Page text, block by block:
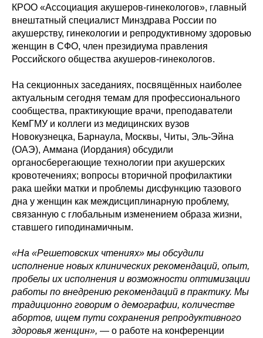
КРОО «Ассоциация акушеров-гинекологов», главный
внештатный специалист Минздрава России по
акушерству, гинекологии и репродуктивному здоровью
женщин в СФО, член президиума правления
Российского общества акушеров-гинекологов.
На секционных заседаниях, посвящённых наиболее
актуальным сегодня темам для профессионального
сообщества, практикующие врачи, преподаватели
КемГМУ и коллеги из медицинских вузов
Новокузнецка, Барнаула, Москвы, Читы, Эль-Эйна
(ОАЭ), Аммана (Иордания) обсудили
органосберегающие технологии при акушерских
кровотечениях; вопросы вторичной профилактики
рака шейки матки и проблемы дисфункцию тазового
дна у женщин как междисциплинарную проблему,
связанную с глобальным изменением образа жизни,
ставшего гиподинамичным.
«На «Решетовских чтениях» мы обсудили
исполнение новых клинических рекомендаций, опыт,
пробелы их исполнения и возможности оптимизации
работы по внедрению рекомендаций в практику. Мы
традиционно говорим о демографии, количестве
абортов, ищем пути сохранения репродуктивного
здоровья женщин», — о работе на конференции